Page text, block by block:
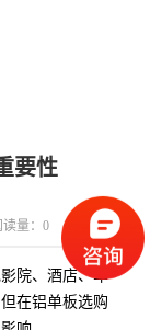
要性
量： 0
院、酒店、车
在铝单板选购